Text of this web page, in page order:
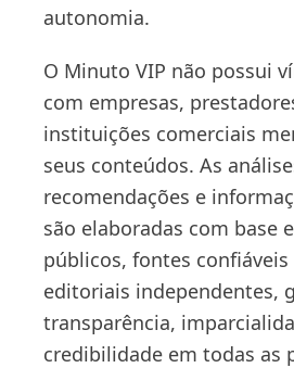
autonomia.
O Minuto VIP não possui
com empresas,
instituições comerciais
seus conteúdos. As
recomendações e
são elaboradas com base
públicos, fontes
editoriais independentes,
transparência,
credibilidade em todas as